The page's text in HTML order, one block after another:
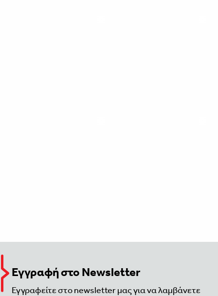
Εγγραφή στο Newsletter
Εγγραφείτε στο newsletter μας για να λαμβάνετε